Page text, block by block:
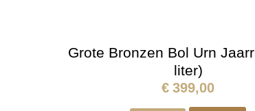
Grote Bronzen Bol Urn
liter)
€ 399,00